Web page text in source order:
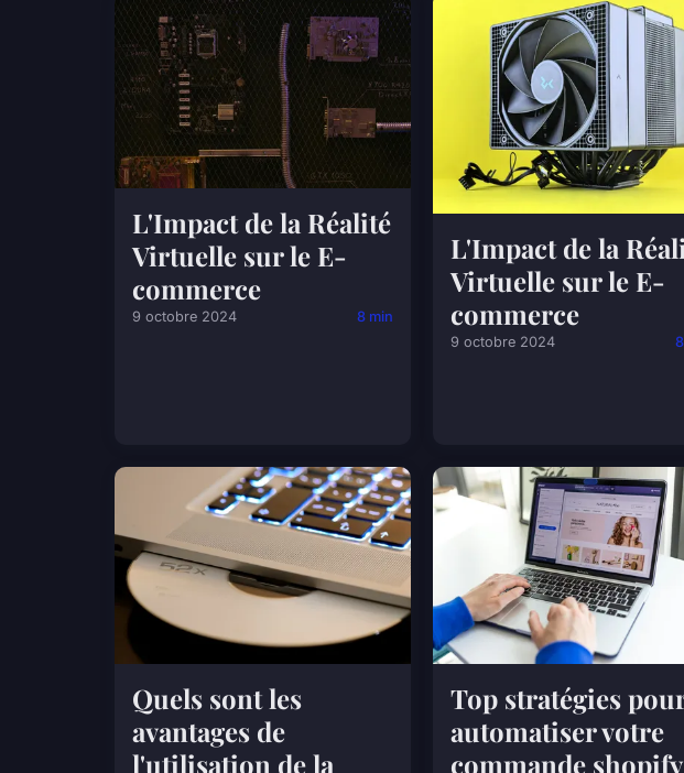
L'Impact de la Réalité
Virtuelle sur le E-
commerce
9 octobre 2024 8 min
L'Impact de la
Virtuelle sur le E-
commerce
9 octobre 2024
Quels sont les
avantages de
l'utilisation de la
Top stratégies
automatiser votre
commande shopify